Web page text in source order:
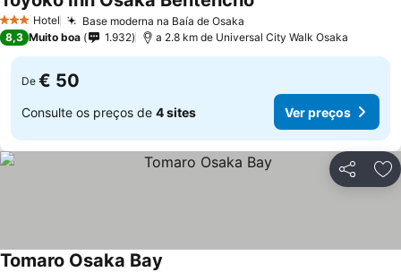
3 EstrelasHotel Base moderna na Baía de Osaka
8,3 Muito boa 1.932 a 2.8 km de Universal City Walk Osaka
De € 50
Consulte os preços de 4 sites Ver preços
Partilhar
Tomaro Osaka Bay